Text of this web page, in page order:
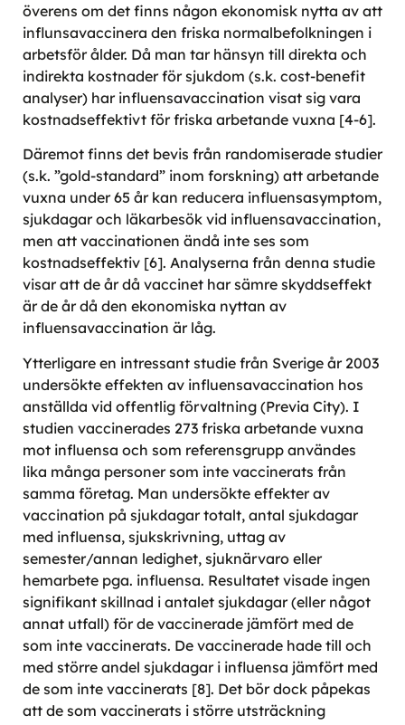
överens om det finns någon ekonomisk nytta av att
influnsavaccinera den friska normalbefolkningen i
arbetsför ålder. Då man tar hänsyn till direkta och
indirekta kostnader för sjukdom (s.k. cost-benefit
analyser) har influensavaccination visat sig vara
kostnadseffektivt för friska arbetande vuxna [4-6].
Däremot finns det bevis från randomiserade studier
(s.k. ”gold-standard” inom forskning) att arbetande
vuxna under 65 år kan reducera influensasymptom,
sjukdagar och läkarbesök vid influensavaccination,
men att vaccinationen ändå inte ses som
kostnadseffektiv [6]. Analyserna från denna studie
visar att de år då vaccinet har sämre skyddseffekt
är de år då den ekonomiska nyttan av
influensavaccination är låg.
Ytterligare en intressant studie från Sverige år 2003
undersökte effekten av influensavaccination hos
anställda vid offentlig förvaltning (Previa City). I
studien vaccinerades 273 friska arbetande vuxna
mot influensa och som referensgrupp användes
lika många personer som inte vaccinerats från
samma företag. Man undersökte effekter av
vaccination på sjukdagar totalt, antal sjukdagar
med influensa, sjukskrivning, uttag av
semester/annan ledighet, sjuknärvaro eller
hemarbete pga. influensa. Resultatet visade ingen
signifikant skillnad i antalet sjukdagar (eller något
annat utfall) för de vaccinerade jämfört med de
som inte vaccinerats. De vaccinerade hade till och
med större andel sjukdagar i influensa jämfört med
de som inte vaccinerats [8]. Det bör dock påpekas
att de som vaccinerats i större utsträckning